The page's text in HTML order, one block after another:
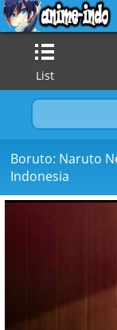
List
Boruto: Naruto
Indonesia